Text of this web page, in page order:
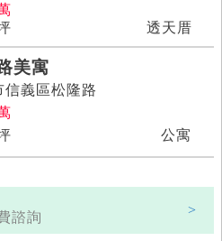
透天厝
美寓
信義區松隆路
公寓
諮詢
>